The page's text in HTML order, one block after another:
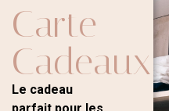
Carte
Cadeaux
Le cadeau